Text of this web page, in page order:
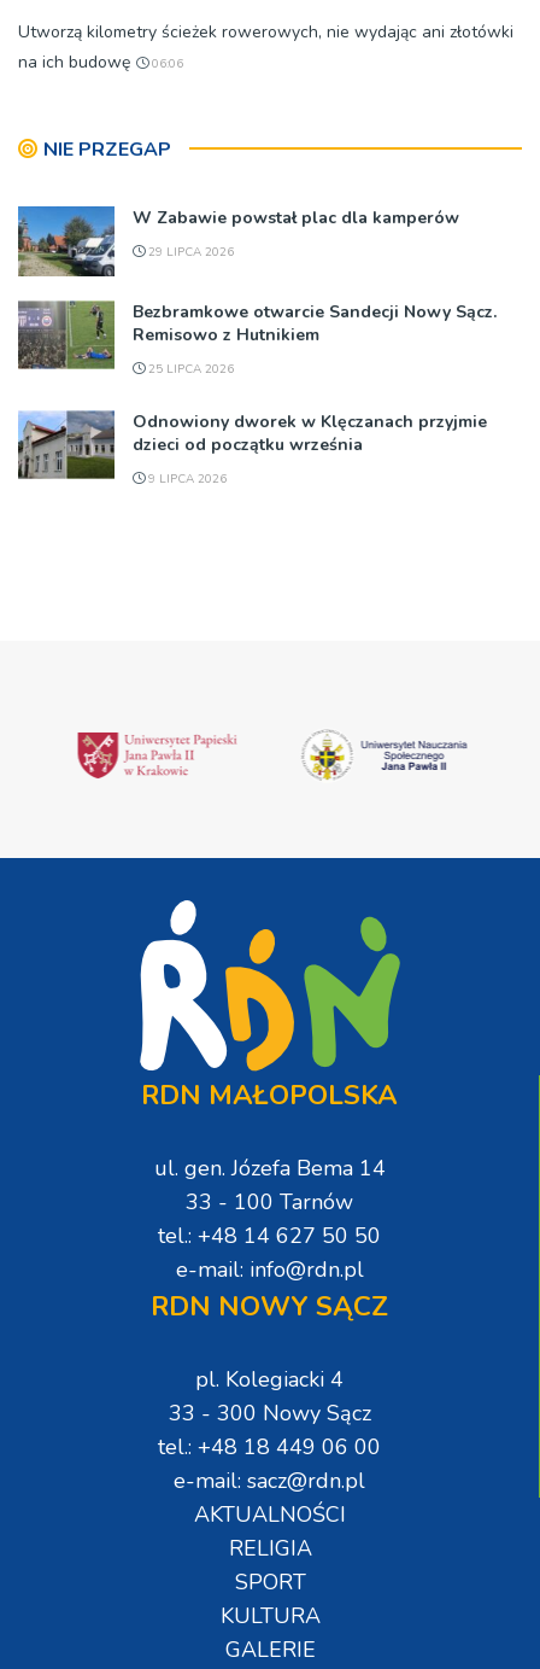
Utworzą kilometry ścieżek rowerowych, nie wydając ani złotówki
na ich budowę
06:06
NIE PRZEGAP
W Zabawie powstał plac dla kamperów
29 LIPCA 2026
Bezbramkowe otwarcie Sandecji Nowy Sącz.
Remisowo z Hutnikiem
25 LIPCA 2026
Odnowiony dworek w Klęczanach przyjmie
dzieci od początku września
9 LIPCA 2026
RDN MAŁOPOLSKA
ul. gen. Józefa Bema 14
33 - 100 Tarnów
tel.: +48 14 627 50 50
e-mail: info@rdn.pl
RDN NOWY SĄCZ
pl. Kolegiacki 4
33 - 300 Nowy Sącz
tel.: +48 18 449 06 00
e-mail: sacz@rdn.pl
AKTUALNOŚCI
RELIGIA
SPORT
KULTURA
GALERIE